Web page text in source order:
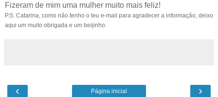
Fizeram de mim uma mulher muito mais feliz!
P.S: Catarina, como não tenho o teu e-mail para agradecer a informação, deixo
aqui um muito obrigada e um beijinho.
‹ ›
Página inicial